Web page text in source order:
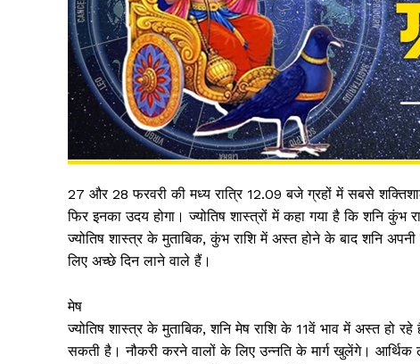
27 और 28 फरवरी की मध्य रात्रि 12.09 बजे ग्रहों में सबसे
फिर इनका उदय होगा। ज्योतिष शास्त्रों में कहा गया है कि शनि कुंभ
ज्योतिष शास्त्र के मुताबिक, कुंभ राशि में अस्त होने के बाद शनि
लिए अच्छे दिन लाने वाले हैं।
मेष
ज्योतिष शास्त्र के मुताबिक, शनि मेष राशि के 11वें भाव में अस्त हो
सकती है। नौकरी करने वालों के लिए उन्नति के मार्ग खुलेंगे।